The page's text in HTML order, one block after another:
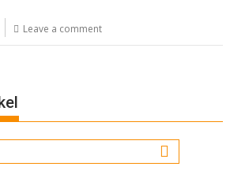
Leave a comment